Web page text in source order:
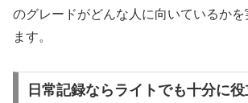
のグレードがどんな人に向いているか
ます。
日常記録ならライトでも十分に